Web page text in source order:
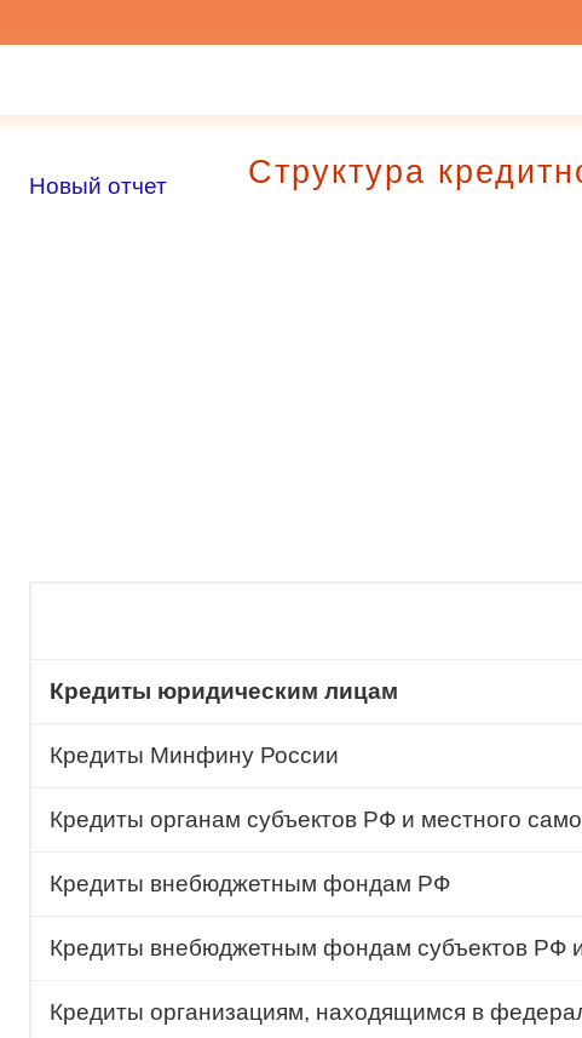
Новый отчет Структура
Кредиты юридическим лицам
Кредиты Минфину России
Кредиты органам субъектов РФ и местного
Кредиты внебюджетным фондам РФ
Кредиты внебюджетным фондам субъектов РФ
Кредиты организациям, находящимся в